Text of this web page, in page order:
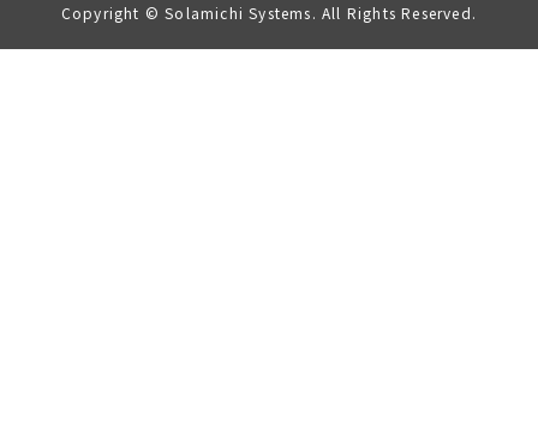
Copyright © Solamichi Systems. All Rights Reserved.